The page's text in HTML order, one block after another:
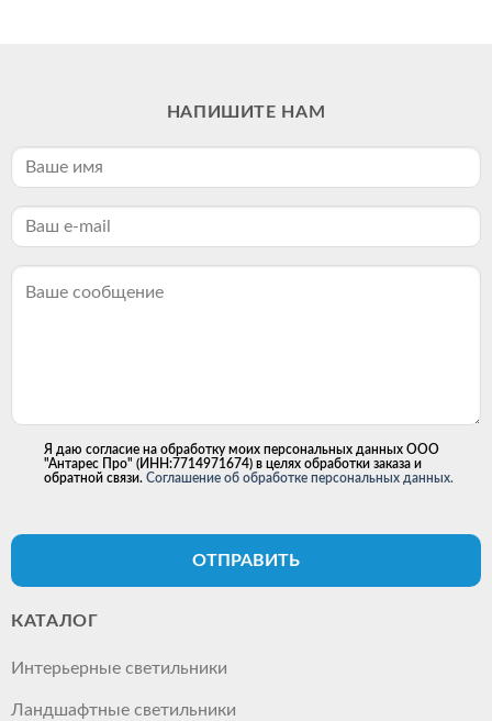
НАПИШИТЕ НАМ
Я даю согласие на обработку моих персональных данных ООО
"Антарес Про" (ИНН:7714971674) в целях обработки заказа и
обратной связи. Соглашение об обработке персональных данных.
ОТПРАВИТЬ
КАТАЛОГ
Интерьерные светильники
Ландшафтные светильники